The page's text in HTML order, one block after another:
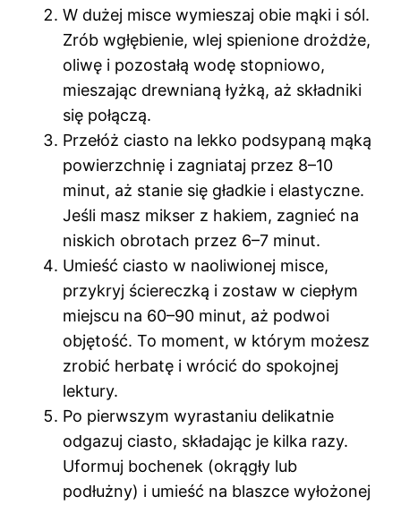
W dużej misce wymieszaj obie mąki i sól.
Zrób wgłębienie, wlej spienione drożdże,
oliwę i pozostałą wodę stopniowo,
mieszając drewnianą łyżką, aż składniki
się połączą.
Przełóż ciasto na lekko podsypaną mąką
powierzchnię i zagniataj przez 8–10
minut, aż stanie się gładkie i elastyczne.
Jeśli masz mikser z hakiem, zagnieć na
niskich obrotach przez 6–7 minut.
Umieść ciasto w naoliwionej misce,
przykryj ściereczką i zostaw w ciepłym
miejscu na 60–90 minut, aż podwoi
objętość. To moment, w którym możesz
zrobić herbatę i wrócić do spokojnej
lektury.
Po pierwszym wyrastaniu delikatnie
odgazuj ciasto, składając je kilka razy.
Uformuj bochenek (okrągły lub
podłużny) i umieść na blaszce wyłożonej